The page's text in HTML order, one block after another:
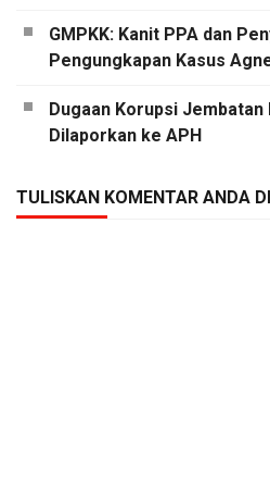
GMPKK: Kanit PPA dan
Pengungkapan Kasus
Dugaan Korupsi Jembatan
Dilaporkan ke APH
TULISKAN KOMENTAR ANDA